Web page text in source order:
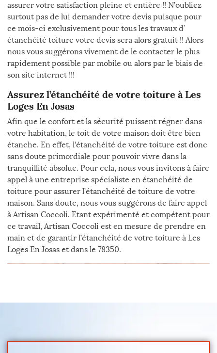
assurer votre satisfaction pleine et entière !! N’oubliez
surtout pas de lui demander votre devis puisque pour
ce mois-ci exclusivement pour tous les travaux d`
étanchéité toiture votre devis sera alors gratuit !! Alors
nous vous suggérons vivement de le contacter le plus
rapidement possible par mobile ou alors par le biais de
son site internet !!!
Assurez l’étanchéité de votre toiture à Les
Loges En Josas
Afin que le confort et la sécurité puissent régner dans
votre habitation, le toit de votre maison doit être bien
étanche. En effet, l’étanchéité de votre toiture est donc
sans doute primordiale pour pouvoir vivre dans la
tranquillité absolue. Pour cela, nous vous invitons à faire
appel à une entreprise spécialiste en étanchéité de
toiture pour assurer l’étanchéité de toiture de votre
maison. Sans doute, nous vous suggérons de faire appel
à Artisan Coccoli. Etant expérimenté et compétent pour
ce travail, Artisan Coccoli est en mesure de prendre en
main et de garantir l’étanchéité de votre toiture à Les
Loges En Josas et dans le 78350.